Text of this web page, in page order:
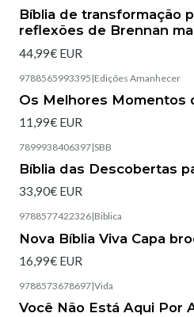
Bíblia de transformação
reflexões de Brennan
44,99€ EUR
9788565993395 |Edições Amanhecer
Os Melhores Momentos
11,99€ EUR
7899938406397|SBB
Bíblia das Descobertas
33,90€ EUR
9788577422326|Biblica
Nova Bíblia Viva Capa
16,99€ EUR
9788573678697|Vida
Você Não Está Aqui Por